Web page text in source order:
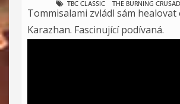
TBC CLASSIC THE BURNING
Tommisalami zvládl sám healovat
Karazhan. Fascinující podívaná.